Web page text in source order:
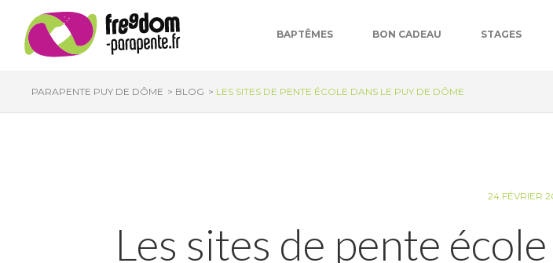
BAPTÊMES BON CADEAU STAGES
PARAPENTE PUY DE DÔME BLOG LES SITES DE PENTE ÉCOLE DANS LE PUY DE DÔME
24 FÉVRIER
Les sites de pente